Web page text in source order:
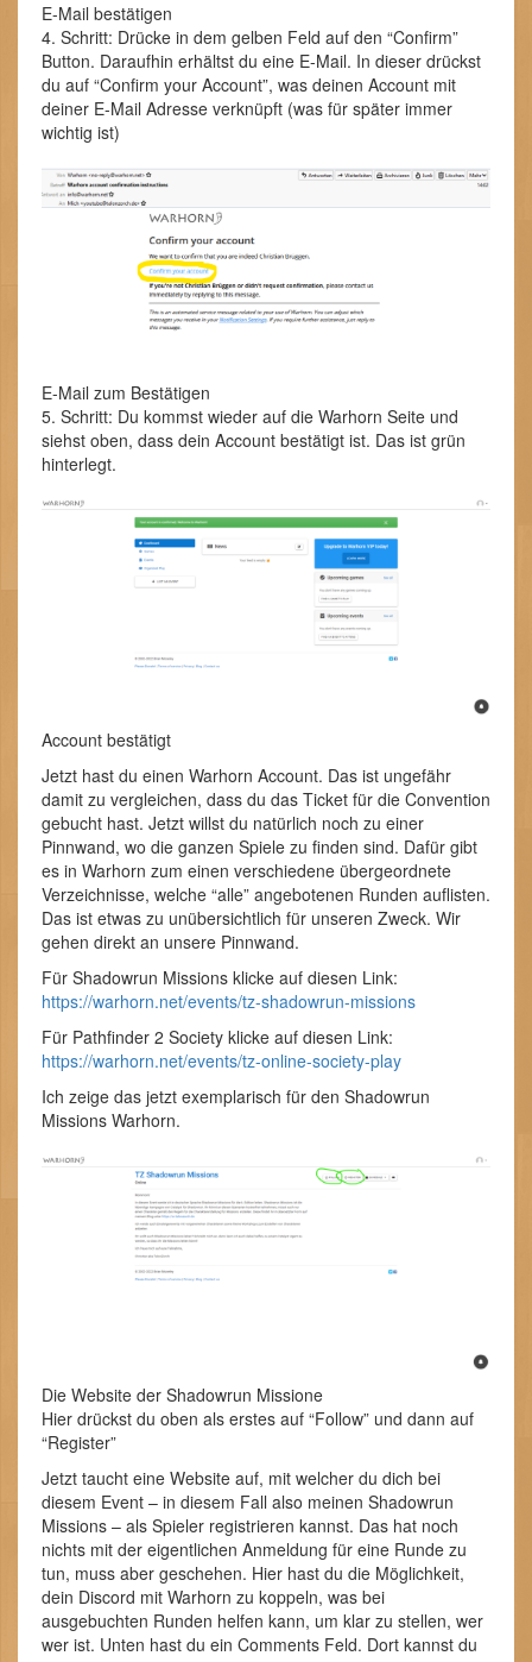
E-Mail bestätigen
4. Schritt: Drücke in dem gelben Feld auf den “Confirm”
Button. Daraufhin erhältst du eine E-Mail. In dieser drückst
du auf “Confirm your Account”, was deinen Account mit
deiner E-Mail Adresse verknüpft (was für später immer
wichtig ist)
E-Mail zum Bestätigen
5. Schritt: Du kommst wieder auf die Warhorn Seite und
siehst oben, dass dein Account bestätigt ist. Das ist grün
hinterlegt.
Account bestätigt
Jetzt hast du einen Warhorn Account. Das ist ungefähr
damit zu vergleichen, dass du das Ticket für die Convention
gebucht hast. Jetzt willst du natürlich noch zu einer
Pinnwand, wo die ganzen Spiele zu finden sind. Dafür gibt
es in Warhorn zum einen verschiedene übergeordnete
Verzeichnisse, welche “alle” angebotenen Runden auflisten.
Das ist etwas zu unübersichtlich für unseren Zweck. Wir
gehen direkt an unsere Pinnwand.
Für Shadowrun Missions klicke auf diesen Link:
https://warhorn.net/events/tz-shadowrun-missions
Für Pathfinder 2 Society klicke auf diesen Link:
https://warhorn.net/events/tz-online-society-play
Ich zeige das jetzt exemplarisch für den Shadowrun
Missions Warhorn.
Die Website der Shadowrun Missione
Hier drückst du oben als erstes auf “Follow” und dann auf
“Register”
Jetzt taucht eine Website auf, mit welcher du dich bei
diesem Event – in diesem Fall also meinen Shadowrun
Missions – als Spieler registrieren kannst. Das hat noch
nichts mit der eigentlichen Anmeldung für eine Runde zu
tun, muss aber geschehen. Hier hast du die Möglichkeit,
dein Discord mit Warhorn zu koppeln, was bei
ausgebuchten Runden helfen kann, um klar zu stellen, wer
wer ist. Unten hast du ein Comments Feld. Dort kannst du